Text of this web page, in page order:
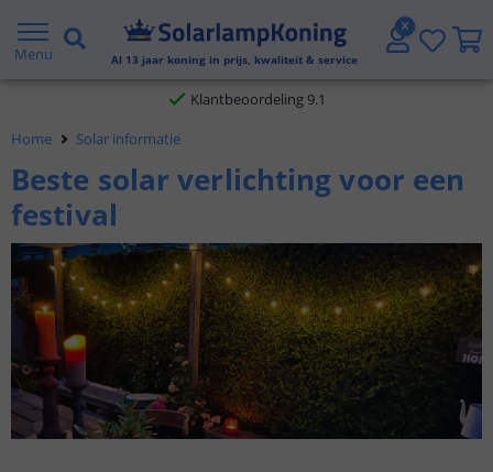
Menu Al 13 jaar koning in prijs, kwaliteit & service
Klantbeoordeling 9.1
Voor 23:45 uur besteld,morgen in huis
Home
Solar informatie
Beste solar verlichting voor een
festival